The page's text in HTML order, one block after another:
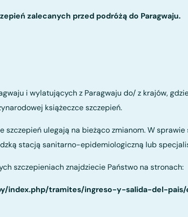
zalecanych przed podróżą do Paragwaju.
i wylatujących z Paragwaju do/ z krajów,
książeczce szczepień.
szczepień ulegają na bieżąco zmianom. W
stacją sanitarno-epidemiologiczną lub
szczepieniach znajdziecie Państwo na stronach:
index.php/tramites/ingreso-y-salida-del-